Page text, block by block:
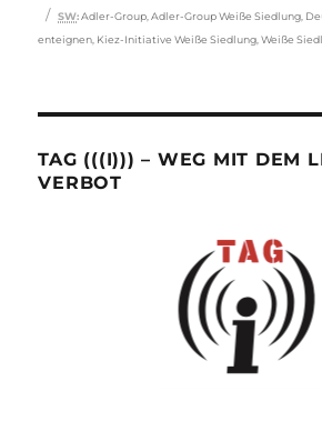
Schlagwörter
SW: Adler-Group ,Adler-Group Weiße Siedlung
enteignen Kiez-Initiative Weiße Siedlung ,Weiße
TAG (((I))) – WEG MIT DEM
VERBOT